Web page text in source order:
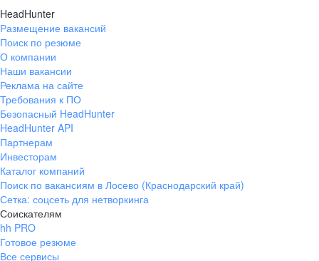
HeadHunter
Размещение вакансий
Поиск по резюме
О компании
Наши вакансии
Реклама на сайте
Требования к ПО
Безопасный HeadHunter
HeadHunter API
Партнерам
Инвесторам
Каталог компаний
Поиск по вакансиям в Лосево (Краснодарский край)
Сетка: соцсеть для нетворкинга
Соискателям
hh PRO
Готовое резюме
Все сервисы